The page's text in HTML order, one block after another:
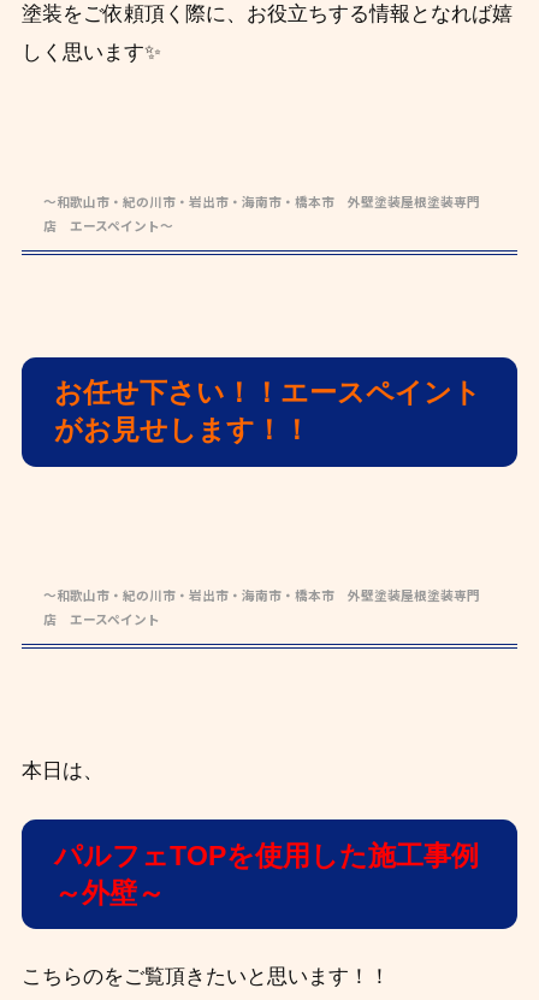
塗装をご依頼頂く際に、お役立ちする情報となれば嬉
しく思います✨
～和歌山市・紀の川市・岩出市・海南市・橋本市 外壁塗装屋根塗装専門
店 エースペイント～
お任せ下さい！！エースペイント
がお見せします！！
～和歌山市・紀の川市・岩出市・海南市・橋本市 外壁塗装屋根塗装専門
店 エースペイント
本日は、
パルフェTOPを使用した施工事例
～外壁～
こちらのをご覧頂きたいと思います！！